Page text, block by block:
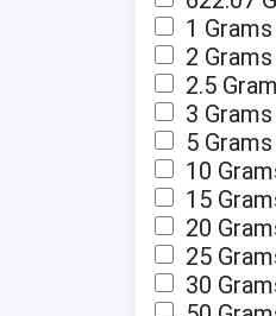
1 Grams
2 Grams
2.5
3 Grams
5 Grams
10
15
20
25
30